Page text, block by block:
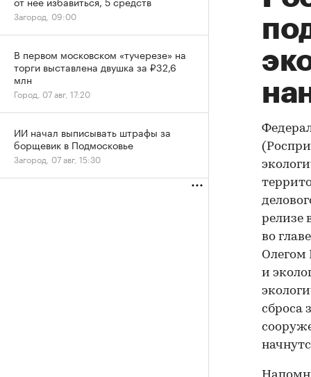
релизе
во
Олегом
и
сброса
Загород, 09:00
В первом московском «тучерезе» на
торги выставлена двушка за ₽32,6
млн
Город, 07 авг, 17:20
ИИ начал выписывать штрафы за
борщевик в Подмосковье
Загород, 07 авг, 15:30